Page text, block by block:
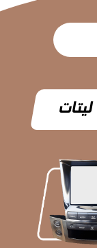
ليتات